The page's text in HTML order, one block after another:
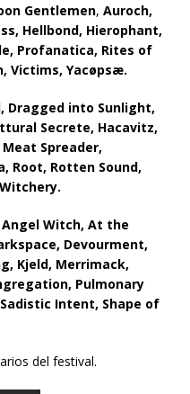
Gentlemen, Auroch,
Hellbond, Hierophant,
Profanatica, Rites of
Victims, Yacøpsæ.
Dragged into Sunlight,
Secrete, Hacavitz,
Spreader,
Root, Rotten Sound,
Witch, At the
Devourment,
Kjeld, Merrimack,
Pulmonary
Intent, Shape of
del festival.